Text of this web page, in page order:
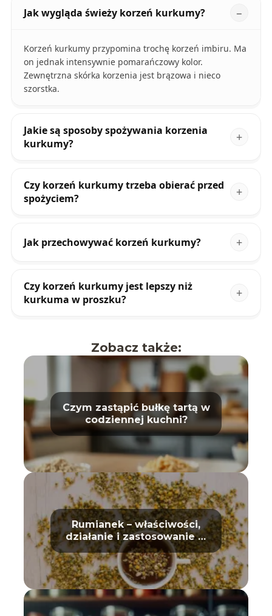
Jak wygląda świeży korzeń kurkumy?
Korzeń kurkumy przypomina trochę korzeń imbiru. Ma
on jednak intensywnie pomarańczowy kolor.
Zewnętrzna skórka korzenia jest brązowa i nieco
szorstka.
Jakie są sposoby spożywania korzenia
kurkumy?
Czy korzeń kurkumy trzeba obierać przed
spożyciem?
Jak przechowywać korzeń kurkumy?
Czy korzeń kurkumy jest lepszy niż
kurkuma w proszku?
Zobacz także:
Czym zastąpić bułkę tartą w
codziennej kuchni?
Rumianek – właściwości,
działanie i zastosowanie w
domu oraz kosmetyce